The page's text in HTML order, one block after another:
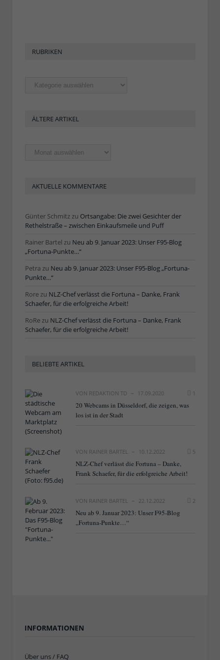
RUBRIKEN
Rubriken
ÄLTERE ARTIKEL
Ältere
Artikel
AKTUELLE KOMMENTARE
Günter Schmitzzu Ortsangabe: Die zwei Gesichter der
Rethelstraße – zwischen Einkaufsmeile und Puff
Rainer Bartel zu Neu ab 9. Januar 2023: Unser F95-Blog
„Fortuna-Punkte…“
Petra zu Neu ab 9. Januar 2023: Unser F95-Blog „Fortuna-
Punkte…“
Rorezu NLZ-Chef verlässt die Fortuna – Danke, Frank
Schaefer, für die erfolgreiche Arbeit!
RoRezu NLZ-Chef verlässt die Fortuna – Danke, Frank
Schaefer, für die erfolgreiche Arbeit!
BELIEBTE ARTIKEL
VON REDAKTION TD 17.09.2020 1
20 Webcams in Düsseldorf, die zeigen, was
los ist in der Stadt
VON RAINER BARTEL 10.12.2022 5
NLZ-Chef verlässt die Fortuna – Danke,
Frank Schaefer, für die erfolgreiche Arbeit!
VON RAINER BARTEL 22.12.2022 2
Neu ab 9. Januar 2023: Unser F95-Blog
„Fortuna-Punkte…“
INFORMATIONEN
Über uns / FAQ